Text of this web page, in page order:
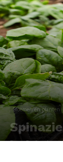
Bloemen en planten
Spinazie
Door Redactie -